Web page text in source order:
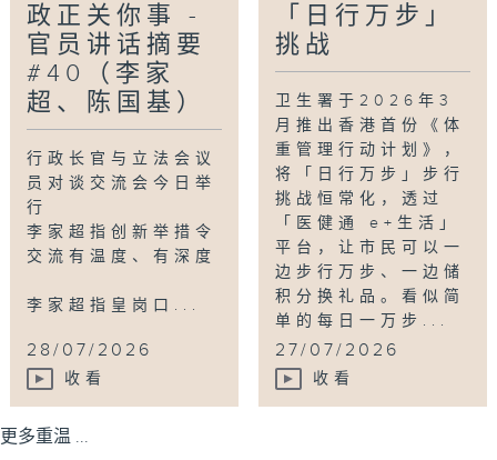
政正关你事 -
官员讲话摘要
#40（李家
超、陈国基）
行政长官与立法会议
员对谈交流会今日举
行
李家超指创新举措令
交流有温度、有深度
李家超指皇岗口...
28/07/2026
收看
「日行万步」
挑战
卫生署于2026年3
月推出香港首份《体
重管理行动计划》，
将「日行万步」步行
挑战恒常化，透过
「医健通 e+生活」
平台，让市民可以一
边步行万步、一边储
积分换礼品。看似简
单的每日一万步...
27/07/2026
收看
更多重温 ...